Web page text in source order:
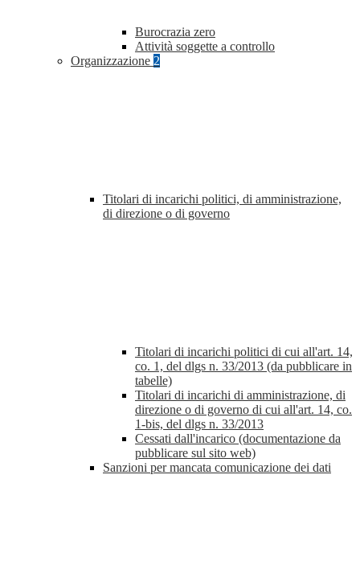
Burocrazia zero
Attività soggette a controllo
Organizzazione 2
Titolari di incarichi politici, di amministrazione,
di direzione o di governo
Titolari di incarichi politici di cui all'art. 14,
co. 1, del dlgs n. 33/2013 (da pubblicare in
tabelle)
Titolari di incarichi di amministrazione, di
direzione o di governo di cui all'art. 14, co.
1-bis, del dlgs n. 33/2013
Cessati dall'incarico (documentazione da
pubblicare sul sito web)
Sanzioni per mancata comunicazione dei dati